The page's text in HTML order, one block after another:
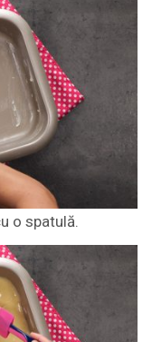
o spatulă.